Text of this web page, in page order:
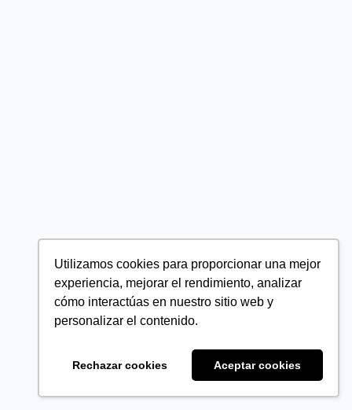
Utilizamos cookies para proporcionar una mejor
experiencia, mejorar el rendimiento, analizar
cómo interactúas en nuestro sitio web y
personalizar el contenido.
Rechazar cookies Aceptar cookies